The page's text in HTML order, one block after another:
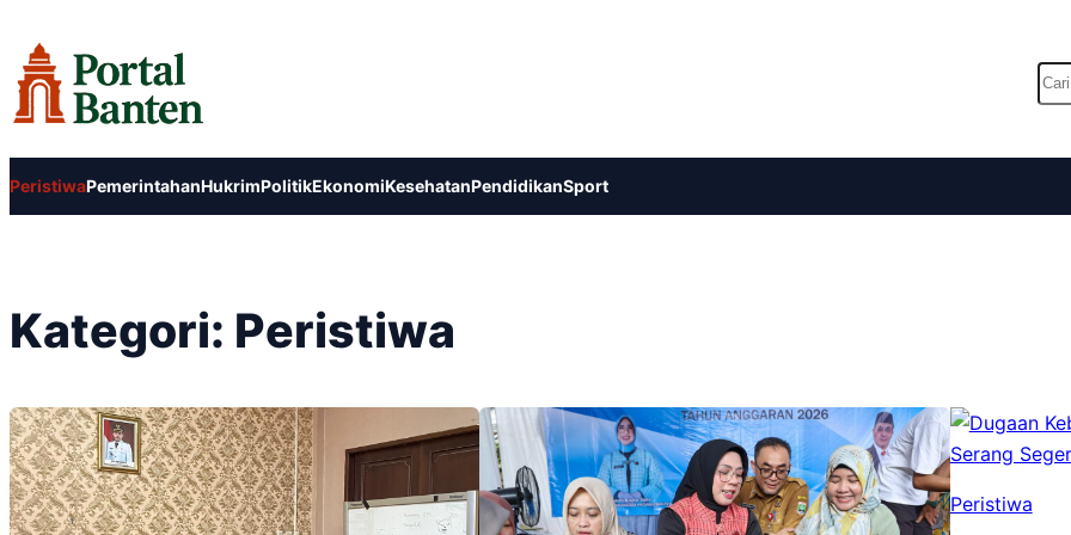
ke
konten
PeristiwaPemerintahanHukrimPolitikEkonomiKesehatanPendidikanSport
Kategori: Peristiwa
Peristiwa